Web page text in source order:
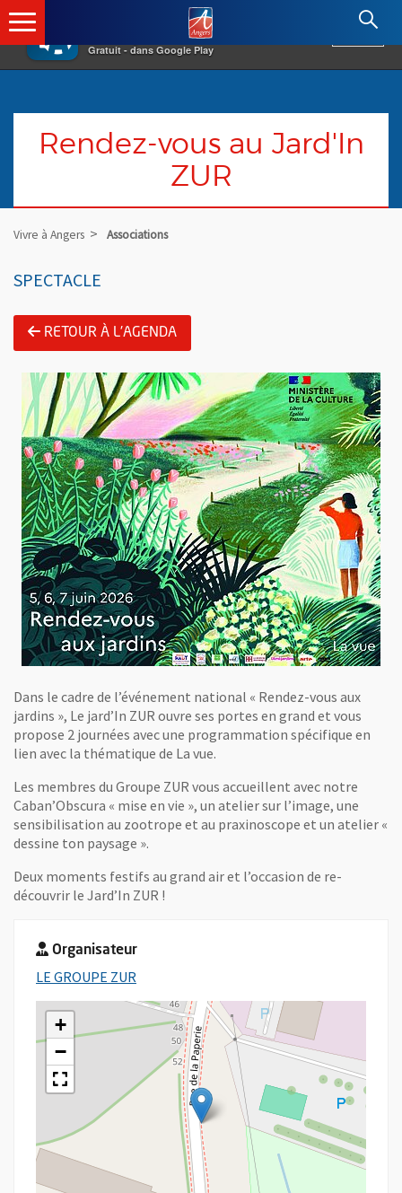
×
Gratuit - dans Google Play
Angers.fr : Retour à l'accueil
Rendez-vous au Jard'In
ZUR
Vivre à Angers Associations
SPECTACLE
RETOUR À L'AGENDA
Dans le cadre de l’événement national « Rendez-vous aux
jardins », Le jard’In ZUR ouvre ses portes en grand et vous
propose 2 journées avec une programmation spécifique en
lien avec la thématique de La vue.
Les membres du Groupe ZUR vous accueillent avec notre
Caban’Obscura « mise en vie », un atelier sur l’image, une
sensibilisation au zootrope et au praxinoscope et un atelier «
dessine ton paysage ».
Deux moments festifs au grand air et l’occasion de re-
découvrir le Jard’In ZUR !
Organisateur
LE GROUPE ZUR
+
−